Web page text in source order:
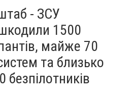
- ЗСУ
1500
майже 70
та близько
безпілотників